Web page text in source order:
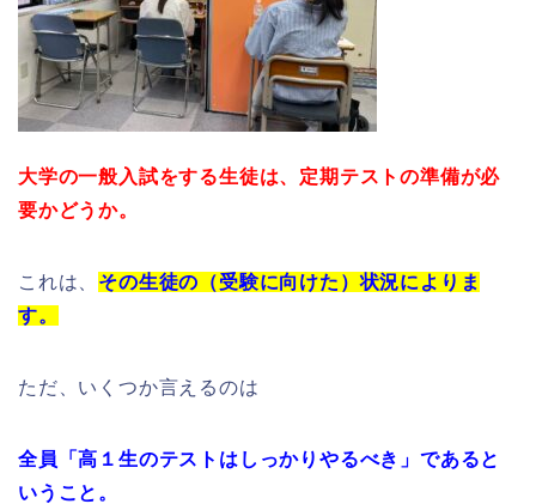
大学の一般入試をする生徒は、定期テストの準備が必
要かどうか。
これは、 その生徒の（受験に向けた）状況によりま
す。
ただ、いくつか言えるのは
全員「高１生のテストはしっかりやるべき」であると
いうこと。